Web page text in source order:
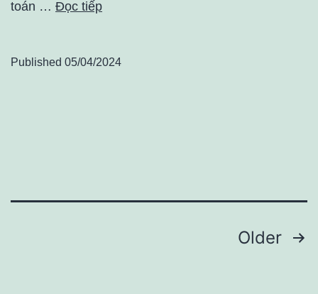
toán … Đọc tiếp
Published 05/04/2024
Older